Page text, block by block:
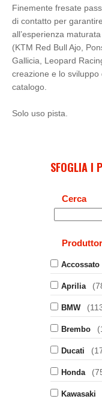
Finemente fresate
di contatto per
all’esperienza
(KTM Red Bull Ajo,
Gallicia, Leopard
creazione e lo
catalogo.
Solo uso pista.
SFOGLIA I
Cerca
Accossato
Aprilia
BMW
Brembo
Ducati
Honda
Kawasaki